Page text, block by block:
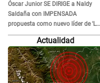
Óscar Junior SE DIRIGE a Naldy
Saldaña con IMPENSADA
propuesta como nuevo líder de 'La
Bella Luz' tras denuncia: "Otro tipo
Actualidad